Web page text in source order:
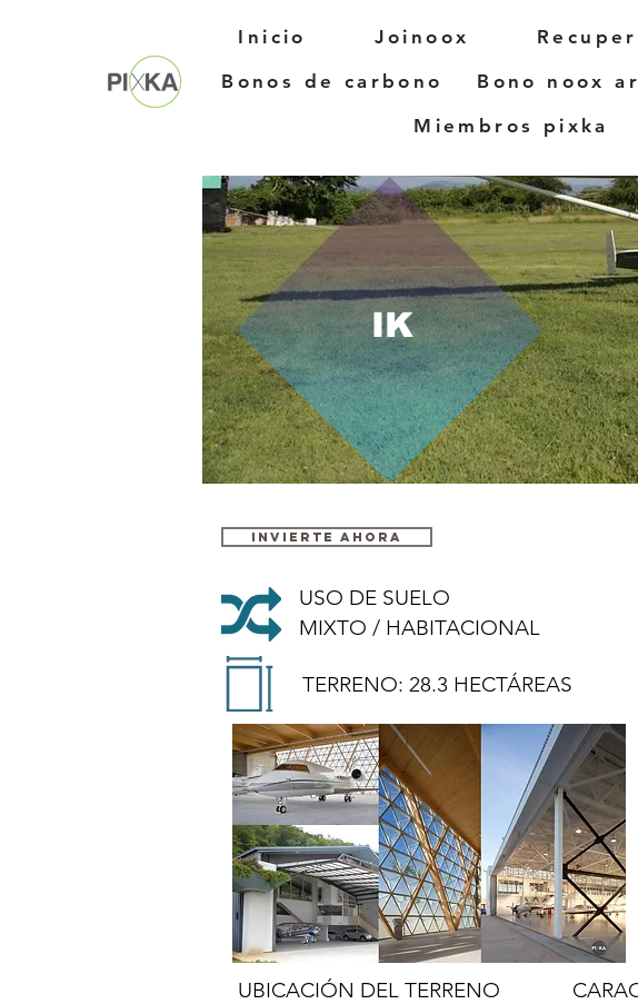
Inicio Joinoox
Bonos de carbono
Bono noox
Miembros pixka
IK
Invierte ahora
USO DE SUELO
MIXTO / HABITACIONAL
TERRENO: 28.3 HECTÁREAS
UBICACIÓN DEL TERRENO